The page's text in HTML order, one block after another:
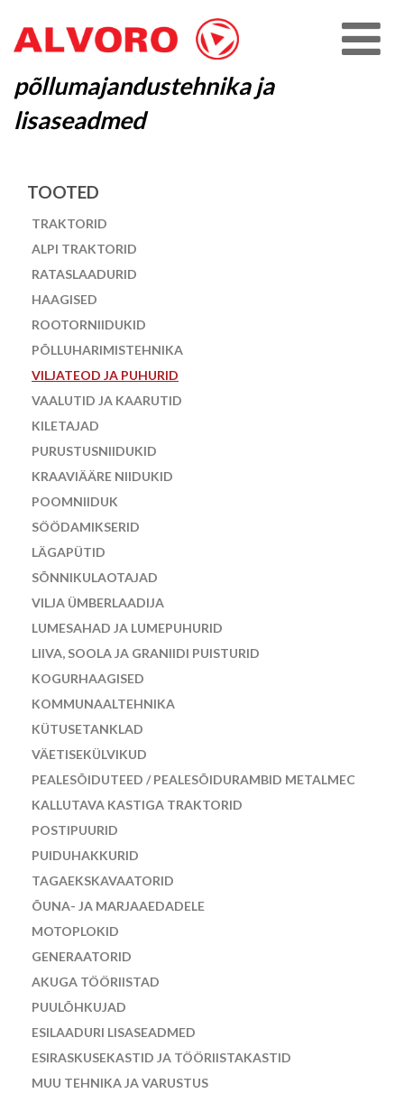
põllumajandustehnika ja
lisaseadmed
TOOTED
TRAKTORID
ALPI TRAKTORID
RATASLAADURID
HAAGISED
ROOTORNIIDUKID
PÕLLUHARIMISTEHNIKA
VILJATEOD JA PUHURID
VAALUTID JA KAARUTID
KILETAJAD
PURUSTUSNIIDUKID
KRAAVIÄÄRE NIIDUKID
POOMNIIDUK
SÖÖDAMIKSERID
LÄGAPÜTID
SÕNNIKULAOTAJAD
VILJA ÜMBERLAADIJA
LUMESAHAD JA LUMEPUHURID
LIIVA, SOOLA JA GRANIIDI PUISTURID
KOGURHAAGISED
KOMMUNAALTEHNIKA
KÜTUSETANKLAD
VÄETISEKÜLVIKUD
PEALESÕIDUTEED / PEALESÕIDURAMBID METALMEC
KALLUTAVA KASTIGA TRAKTORID
POSTIPUURID
PUIDUHAKKURID
TAGAEKSKAVAATORID
ÕUNA- JA MARJAAEDADELE
MOTOPLOKID
GENERAATORID
AKUGA TÖÖRIISTAD
PUULÕHKUJAD
ESILAADURI LISASEADMED
ESIRASKUSEKASTID JA TÖÖRIISTAKASTID
MUU TEHNIKA JA VARUSTUS